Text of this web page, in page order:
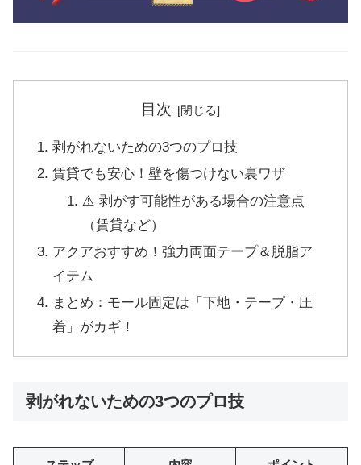
目次
剥がれないための3つのプロ技
賃貸でも安心！壁を傷つけない裏ワザ
⚠️ 剥がす可能性がある場合の注意点
（賃貸など）
アクアおすすめ！強力両面テープ＆脱脂ア
イテム
まとめ：モール固定は「下地・テープ・圧
着」がカギ！
剥がれないための3つのプロ技